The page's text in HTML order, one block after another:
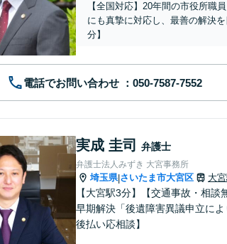
【全国対応】20年間の市役所職
にも真摯に対応し、最善の解決
分】
電話でお問い合わせ
実成 圭司 弁護士
弁護士法人みずき 大宮事務所
埼玉県|さいたま市大宮区 大
【大宮駅3分】【交通事故・相
早期解決「後遺障害異議申立に
後払い応相談】